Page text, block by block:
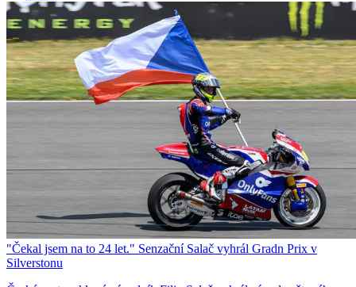
"Čekal jsem na to 24 let." Senzační Salač vyhrál Gradn Prix v
Silverstonu